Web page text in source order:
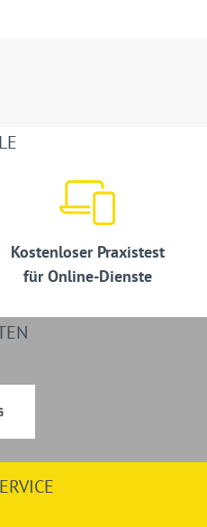
Kostenloser Praxistest
für Online-Dienste